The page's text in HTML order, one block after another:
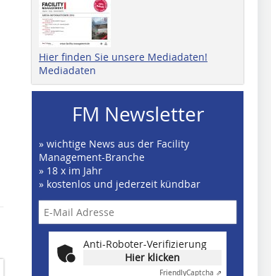
Hier finden Sie unsere Mediadaten!
Mediadaten
FM Newsletter
» wichtige News aus der Facility
Management-Branche
» 18 x im Jahr
» kostenlos und jederzeit kündbar
Anti-Roboter-Verifizierung
Hier klicken
FriendlyCaptcha ⇗